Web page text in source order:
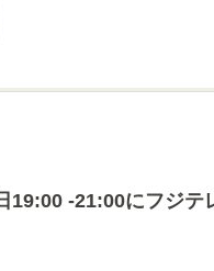
19:00 -21:00にフジテ